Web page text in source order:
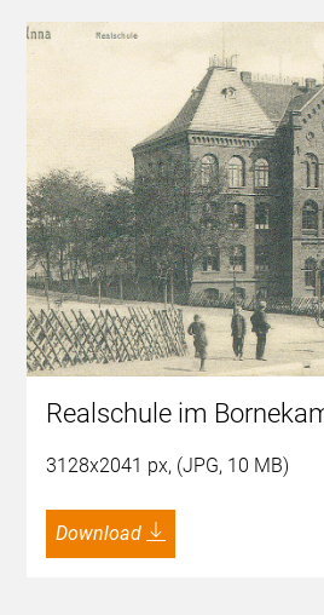
Realschule im
3128x2041 px, (JPG, 10 MB)
Download